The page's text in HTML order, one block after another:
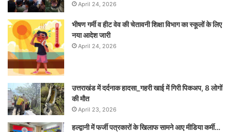
April 24, 2026
भीषण गर्मी व हीट वेव की चेतावनी शिक्षा विभाग का स्कूलों के लिए
नया आदेश जारी
April 24, 2026
उत्तराखंड में दर्दनाक हादसा_गहरी खाई में गिरी पिकअप, 8 लोगों
की मौत
April 23, 2026
हल्द्वानी में फर्जी पत्रकारों के खिलाफ सामने आए मीडिया कर्मी…